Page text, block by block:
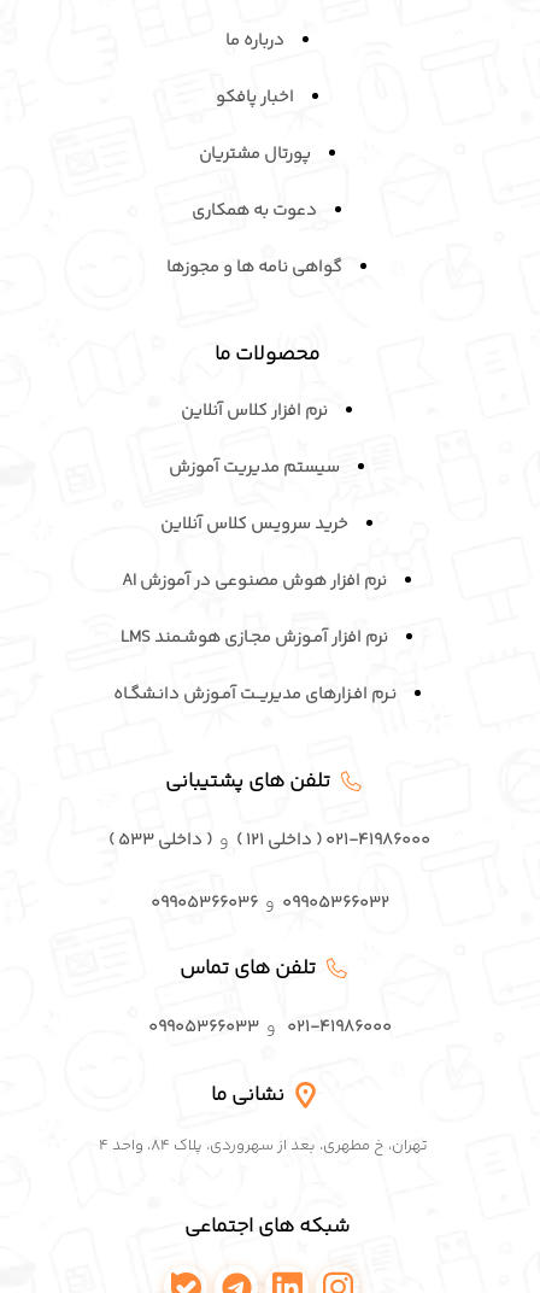
درباره ما
اخبار پافکو
پورتال مشتریان
دعوت به همکاری
گواهی نامه ها و مجوزها
محصولات ما
نرم افزار کلاس آنلاین
سیستم مدیریت آموزش
خرید سرویـس کلاس آنلاین
نرم افزار هوش مصنوعی در آموزش AI
نرم افزار آمـوزش مجـازی هوشـمند LMS
نـرم افـزارهای مدیریــت آمـوزش دانـشگـاه
تلفن های پشتیبانی
۰۲۱-۴۱۹۸۶۰۰۰ ( داخلی ۱۲۱ ) و ( داخلی ۵۳۳ )
۰۹۹۰۵۳۶۶۰۳۲ و۰۹۹۰۵۳۶۶۰۳۶
تلفن های تماس
۰۲۱-۴۱۹۸۶۰۰۰ و۰۹۹۰۵۳۶۶۰۳۳
نشانی ما
تهران، خ مطهری، بعد از سهروردی، پلاک ۸۴، واحد ۴
شبکه های اجتماعی